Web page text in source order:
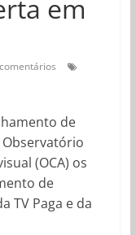
em
de
Observatório
(OCA) os
de
TV Paga e da